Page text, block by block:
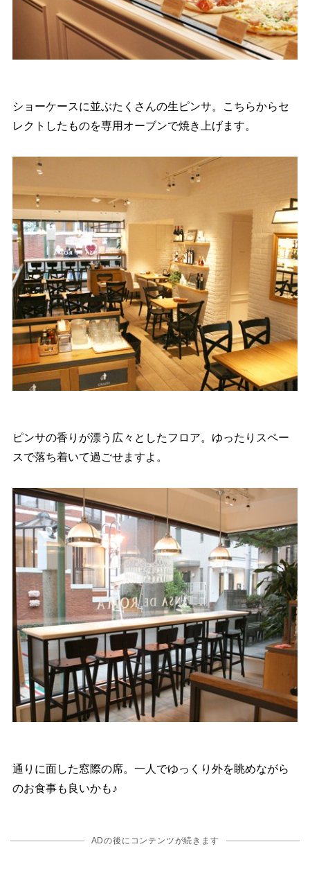
ショーケースに並ぶたくさんの生ピンサ。こちらからセ
レクトしたものを専用オーブンで焼き上げます。
ピンサの香りが漂う広々としたフロア。ゆったりスペー
スで落ち着いて過ごせますよ。
通りに面した窓際の席。一人でゆっくり外を眺めながら
のお食事も良いかも♪
ADの後にコンテンツが続きます